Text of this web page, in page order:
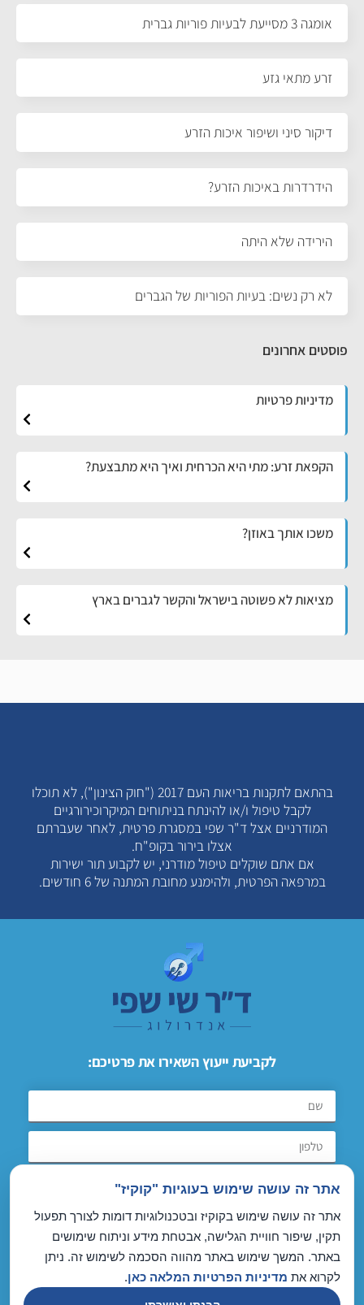
אומגה 3 מסייעת לבעיות פוריות גברית
זרע מתאי גזע
דיקור סיני ושיפור איכות הזרע
הידרדרות באיכות הזרע?
הירידה שלא היתה
לא רק נשים: בעיות הפוריות של הגברים
פוסטים אחרונים
מדיניות פרטיות
הקפאת זרע: מתי היא הכרחית ואיך היא מתבצעת?
משכו אותך באוזן?
מציאות לא פשוטה בישראל והקשר לגברים בארץ
אתר זה עושה שימוש בעוגיות "קוקיז"
אתר זה עושה שימוש בקוקיז ובטכנולוגיות דומות לצורך תפעול
תקין, שיפור חוויית הגלישה, אבטחת מידע וניתוח שימושים
באתר. המשך שימוש באתר מהווה הסכמה לשימוש זה. ניתן
לקרוא את מדיניות הפרטיות המלאה כאן.
בהתאם לתקנות בריאות העם 2017 ("חוק הצינון"), לא תוכלו
לקבל טיפול ו/או להינתח בניתוחים המיקרוכירורגיים
המודרניים אצל ד"ר שפי במסגרת פרטית, לאחר שעברתם
אצלו בירור בקופ"ח.
אם אתם שוקלים טיפול מודרני, יש לקבוע תור ישירות
במרפאה הפרטית, ולהימנע מחובת המתנה של 6 חודשים.
לקביעת ייעוץ השאירו את פרטיכם:
שליחת הודעה
ANDROLOGY.CO.IL
הצהרת נגישות אתר
מדיניות פרטיות